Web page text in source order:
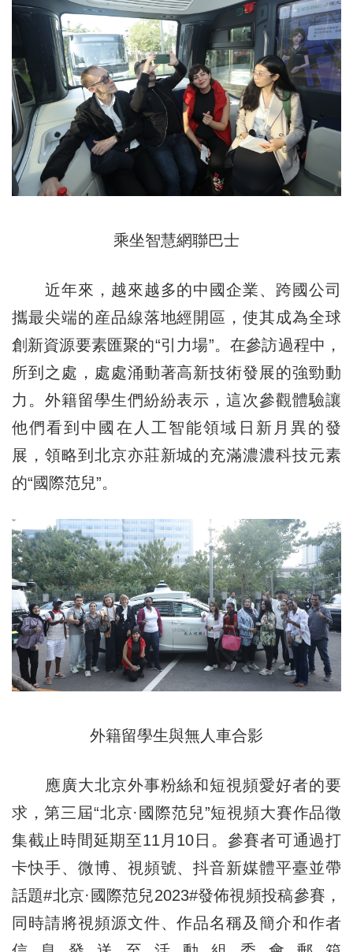
乘坐智慧網聯巴士
近年來，越來越多的中國企業、跨國公司
攜最尖端的産品線落地經開區，使其成為全球
創新資源要素匯聚的“引力場”。在參訪過程中，
所到之處，處處涌動著高新技術發展的強勁動
力。外籍留學生們紛紛表示，這次參觀體驗讓
他們看到中國在人工智能領域日新月異的發
展，領略到北京亦莊新城的充滿濃濃科技元素
的“國際范兒”。
外籍留學生與無人車合影
應廣大北京外事粉絲和短視頻愛好者的要
求，第三屆“北京·國際范兒”短視頻大賽作品徵
集截止時間延期至11月10日。參賽者可通過打
卡快手、微博、視頻號、抖音新媒體平臺並帶
話題#北京·國際范兒2023#發佈視頻投稿參賽，
同時請將視頻源文件、作品名稱及簡介和作者